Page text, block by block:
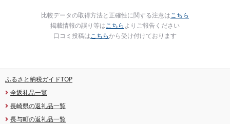
比較データの取得方法と正確性に関する注意はこちら
掲載情報の誤り等はこちらよりご報告ください
口コミ投稿はこちらから受け付けております
ふるさと納税ガイドTOP
全返礼品一覧
長崎県の返礼品一覧
長与町の返礼品一覧